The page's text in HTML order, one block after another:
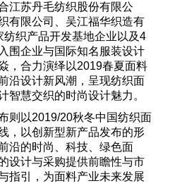
苏丹毛纺织股份有限公
有限公司、吴江福华织造有
纺织产品开发基地企业以及4
围企业与国际知名服装设计
，合力演绎以2019春夏面料
沿设计新风潮，呈现纺织面
智慧交织的时尚设计魅力。
以2019/20秋冬中国纺织面
，以创新型新产品发布的形
沿的时尚、科技、绿色面
设计与采购提供前瞻性与市
指引，为面料产业未来发展